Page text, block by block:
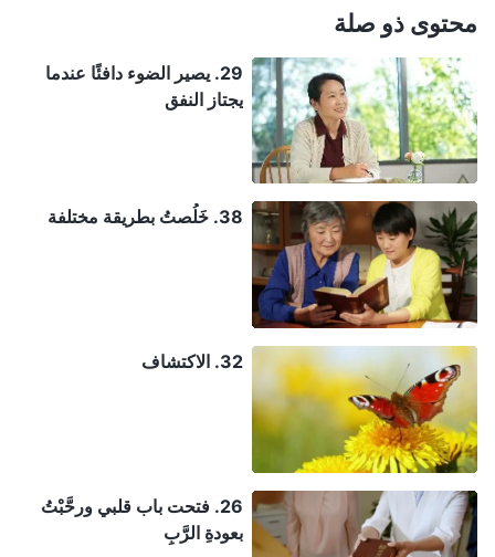
محتوى ذو صلة
29. يصير الضوء دافئًا عندما
يجتاز النفق
38. خَلُصتُ بطريقة مختلفة
32. الاكتشاف
26. فتحت باب قلبي ورحَّبْتُ
بعودةِ الرَّبِ